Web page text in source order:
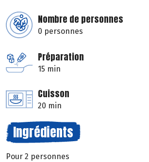
Nombre de personnes
0 personnes
Préparation
15 min
Cuisson
20 min
Ingrédients
Pour 2 personnes